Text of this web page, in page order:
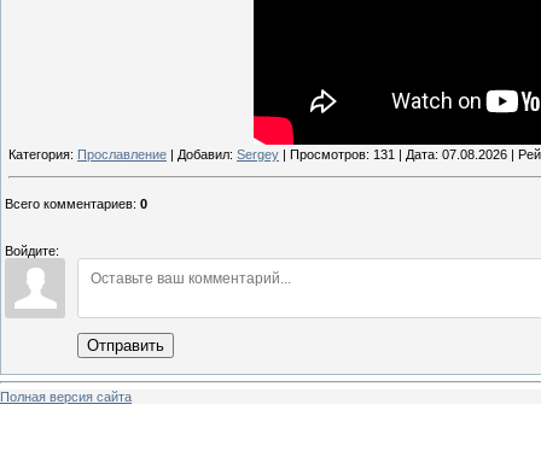
Категория: Прославление | Добавил: Sergey | Просмотров: 131 | Дата: 07.08.2026 |
Всего комментариев: 0
Войдите:
Отправить
Полная версия сайта